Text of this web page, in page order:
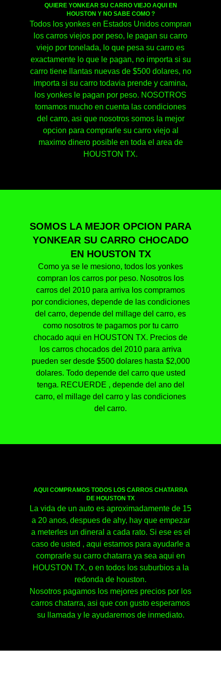
QUIERE YONKEAR SU CARRO VIEJO AQUI EN
HOUSTON Y NO SABE COMO ?
Todos los yonkes en Estados Unidos compran
los carros viejos por peso, le pagan su carro
viejo por tonelada, lo que pesa su carro es
exactamente lo que le pagan, no importa si su
carro tiene llantas nuevas de $500 dolares, no
importa si su carro todavia prende y camina,
los yonkes le pagan por peso. NOSOTROS
tomamos mucho en cuenta las condiciones
del carro, asi que nosotros somos la mejor
opcion para comprarle su carro viejo al
maximo dinero posible en toda el area de
HOUSTON TX.
SOMOS LA MEJOR OPCION PARA
YONKEAR SU CARRO CHOCADO
EN HOUSTON TX
Como ya se le mesiono, todos los yonkes
compran los carros por peso. Nosotros los
carros del 2010 para arriva los compramos
por condiciones, depende de las condiciones
del carro, depende del millage del carro, es
como nosotros te pagamos por tu carro
chocado aqui en HOUSTON TX. Precios de
los carros chocados del 2010 para arriva
pueden ser desde $500 dolares hasta $2,000
dolares. Todo depende del carro que usted
tenga. RECUERDE , depende del ano del
carro, el millage del carro y las condiciones
del carro.
AQUI COMPRAMOS TODOS LOS CARROS CHATARRA
DE HOUSTON TX
La vida de un auto es aproximadamente de 15
a 20 anos, despues de ahy, hay que empezar
a meterles un dineral a cada rato. Si ese es el
caso de usted , aqui estamos para ayudarle a
comprarle su carro chatarra ya sea aqui en
HOUSTON TX, o en todos los suburbios a la
redonda de houston.
Nosotros pagamos los mejores precios por los
carros chatarra, asi que con gusto esperamos
su llamada y le ayudaremos de inmediato.